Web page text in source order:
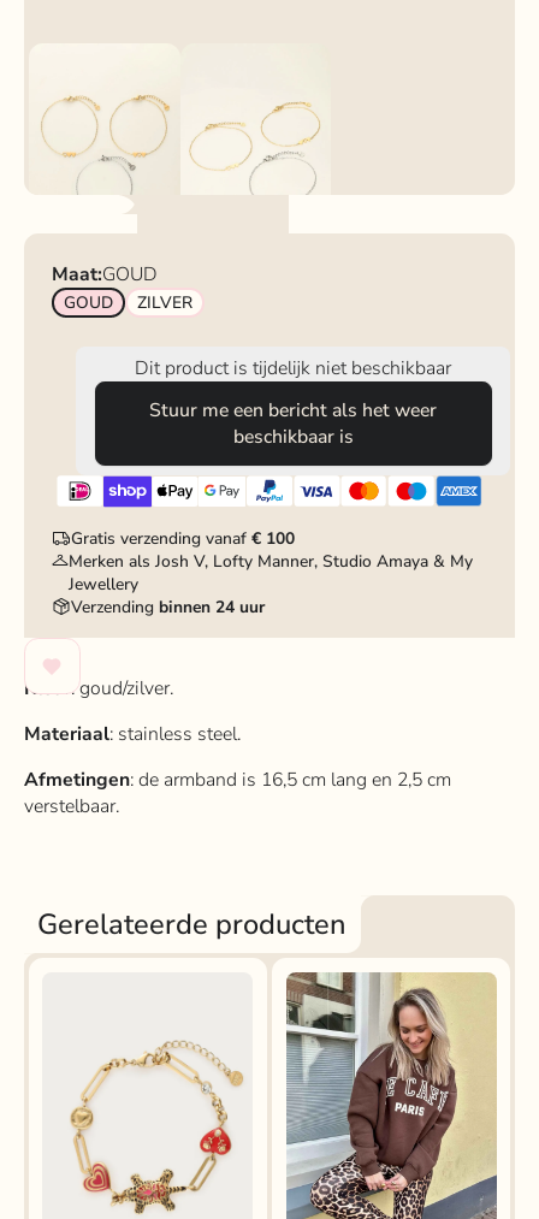
Maat:GOUD
GOUD ZILVER
Dit product is tijdelijk niet beschikbaar
Stuur me een bericht als het weer
beschikbaar is
Gratis verzending vanaf€ 100
Merken als Josh V, Lofty Manner, Studio Amaya & My
Jewellery
Verzendingbinnen 24 uur
Kleur: goud/zilver.
Materiaal: stainless steel.
Afmetingen: de armband is 16,5 cm lang en 2,5 cm
verstelbaar.
Gerelateerde producten